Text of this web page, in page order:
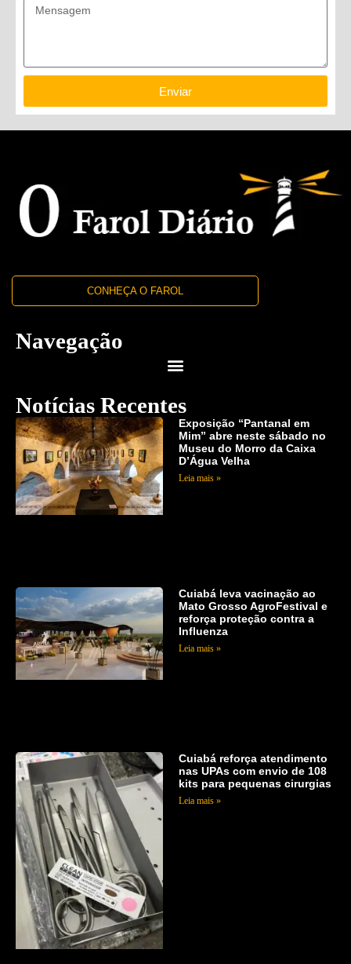
Enviar
CONHEÇA O FAROL
Navegação
Notícias Recentes
Exposição “Pantanal em
Mim” abre neste sábado no
Museu do Morro da Caixa
D’Água Velha
Leia mais »
Cuiabá leva vacinação ao
Mato Grosso AgroFestival e
reforça proteção contra a
Influenza
Leia mais »
Cuiabá reforça atendimento
nas UPAs com envio de 108
kits para pequenas cirurgias
Leia mais »